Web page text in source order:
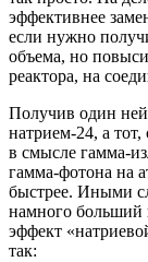
эффективнее
если нужно
объема, но
реактора, на
Получив один
натрием-24, а
в смысле гамма-
гамма-фотона на
быстрее. Иными
намного
эффект
так: